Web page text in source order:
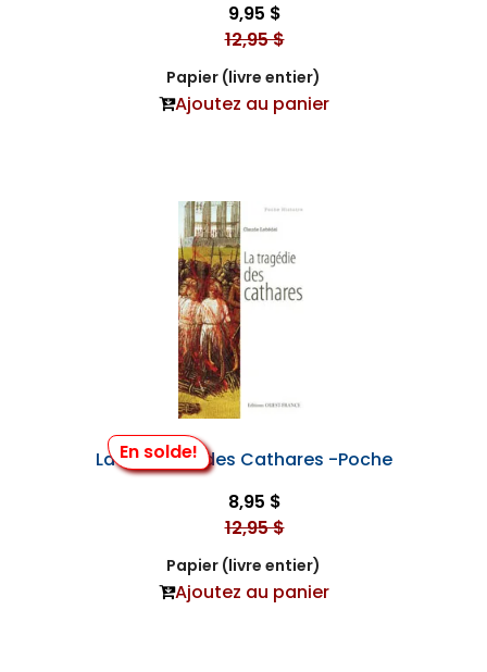
9,95 $
12,95 $
Papier (livre entier)
Ajoutez au panier
En solde!
La Tragédie des Cathares -Poche
8,95 $
12,95 $
Papier (livre entier)
Ajoutez au panier